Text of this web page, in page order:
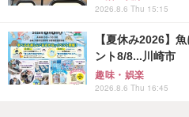
2026.8.6 Thu 15:15
【夏休み2026】
ント8/8...川崎市
趣味・娯楽
2026.8.6 Thu 16:45